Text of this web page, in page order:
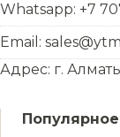
Whatsapp: +7
Email:
Адрес: г.